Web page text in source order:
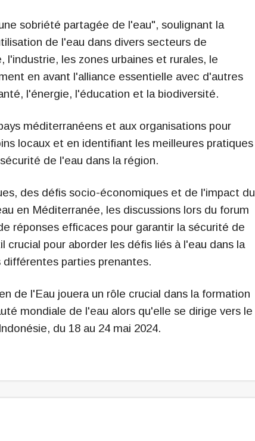
sobriété partagée de l'eau", soulignant la
de l'eau dans divers secteurs de
les zones urbaines et rurales, le
en avant l'alliance essentielle avec d'autres
l'énergie, l'éducation et la biodiversité.
méditerranéens et aux organisations pour
locaux et en identifiant les meilleures pratiques
de l'eau dans la région.
des défis socio-économiques et de l'impact du
en Méditerranée, les discussions lors du forum
réponses efficaces pour garantir la sécurité de
pour aborder les défis liés à l'eau dans la
parties prenantes.
de l'Eau jouera un rôle crucial dans la formation
mondiale de l'eau alors qu'elle se dirige vers le
du 18 au 24 mai 2024.